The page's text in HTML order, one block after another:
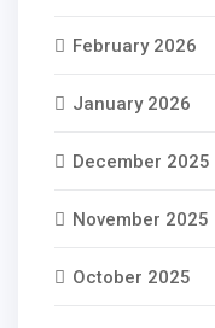
February 2026
January 2026
December 2025
November 2025
October 2025